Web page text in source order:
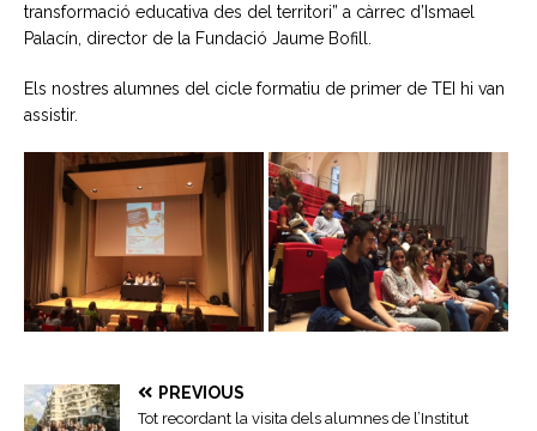
transformació educativa des del territori” a càrrec d’Ismael
Palacín, director de la Fundació Jaume Bofill.
Els nostres alumnes del cicle formatiu de primer de TEI hi van
assistir.
PREVIOUS
Tot recordant la visita dels alumnes de l’Institut